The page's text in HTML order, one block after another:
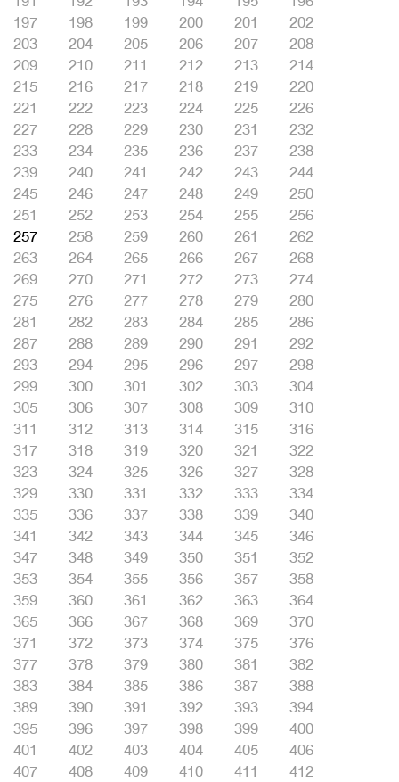
197
198 199 200 201
202
203
204 205 206 207
208
209
210 211 212 213
214
215
216 217 218 219
220
221
222 223 224 225
226
227
228 229 230 231
232
233
234 235 236 237
238
239
240 241 242 243
244
245
246 247 248 249
250
251
252 253 254 255
256
257
258 259 260 261
262
263
264 265 266 267
268
269
270 271 272 273
274
275
276 277 278 279
280
281
282 283 284 285
286
287
288 289 290 291
292
293
294 295 296 297
298
299
300 301 302 303
304
305
306 307 308 309
310
311
312 313 314 315
316
317
318 319 320 321
322
323
324 325 326 327
328
329
330 331 332 333
334
335
336 337 338 339
340
341
342 343 344 345
346
347
348 349 350 351
352
353
354 355 356 357
358
359
360 361 362 363
364
365
366 367 368 369
370
371
372 373 374 375
376
377
378 379 380 381
382
383
384 385 386 387
388
389
390 391 392 393
394
395
396 397 398 399
400
401
402 403 404 405
406
407
408 409 410 411
412